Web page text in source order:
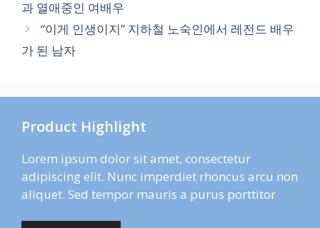
과 열애중인 여배우
“이게 인생이지” 지하철 노숙인에서 레전드 배우
가 된 남자
Product Highlight
Lorem ipsum dolor sit amet, consectetur
adipiscing elit. Nunc imperdiet rhoncus arcu non
aliquet. Sed tempor mauris a purus porttitor